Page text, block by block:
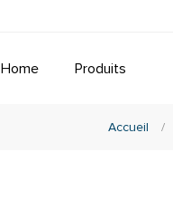
Home Produits
Accueil /